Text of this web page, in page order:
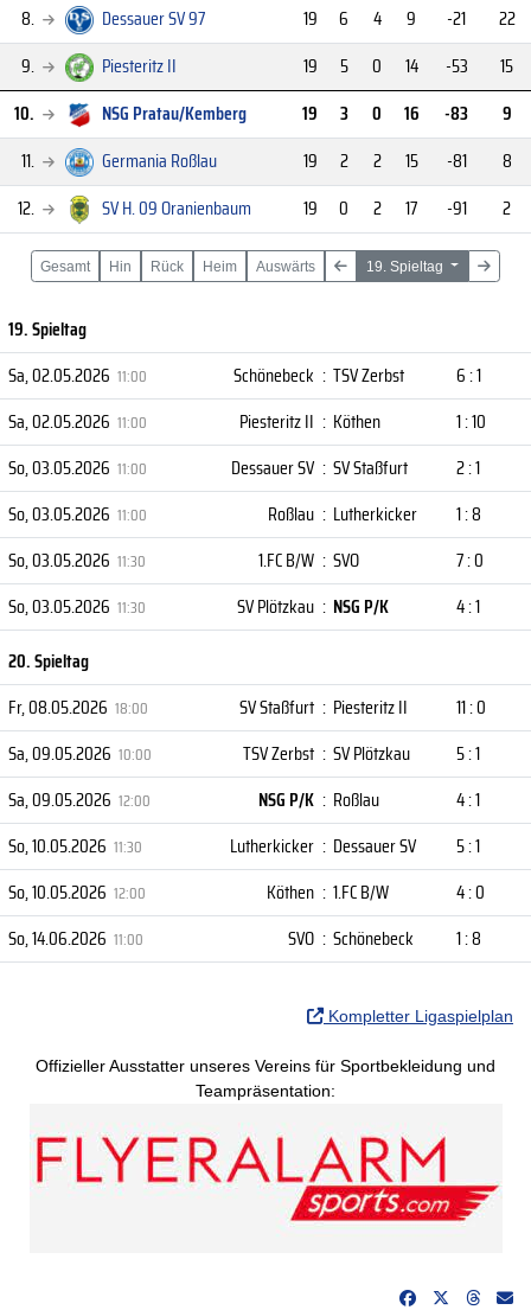
8.
Dessauer SV 97 19 6 4 9 -21
22
9.
Piesteritz II 19 5 0 14 -53
15
10.
NSG Pratau/Kemberg 19 3 0 16 -83
9
11.
Germania Roßlau 19 2 2 15 -81
8
12.
SV H. 09 Oranienbaum 19 0 2 17 -91 2
Gesamt Hin Rück Heim Auswärts 19. Spieltag
19. Spieltag
Sa, 02.05.2026 11:00 Schönebeck : TSV Zerbst
6 : 1
Sa, 02.05.2026 11:00 Piesteritz II : Köthen
1 : 10
So, 03.05.2026 11:00 Dessauer SV : SV Staßfurt
2 : 1
So, 03.05.2026 11:00 Roßlau : Lutherkicker
1 : 8
So, 03.05.2026 11:30 1.FC B/W : SVO
7 : 0
So, 03.05.2026 11:30 SV Plötzkau : NSG P/K
4 : 1
20. Spieltag
Fr, 08.05.2026 18:00 SV Staßfurt : Piesteritz II
11 : 0
Sa, 09.05.2026 10:00 TSV Zerbst : SV Plötzkau
5 : 1
Sa, 09.05.2026 12:00 NSG P/K : Roßlau
4 : 1
So, 10.05.2026 11:30 Lutherkicker : Dessauer SV
5 : 1
So, 10.05.2026 12:00 Köthen : 1.FC B/W
4 : 0
So, 14.06.2026 11:00 SVO : Schönebeck 1 : 8
Kompletter Ligaspielplan
Offizieller Ausstatter unseres Vereins für Sportbekleidung und
Teampräsentation: